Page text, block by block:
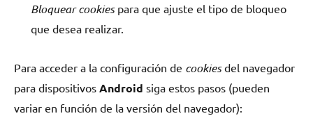
Bloquear cookiespara que ajuste el tipo de bloqueo
que desea realizar.
Para acceder a la configuración de cookiesdel navegador
para dispositivos Android siga estos pasos (pueden
variar en función de la versión del navegador):